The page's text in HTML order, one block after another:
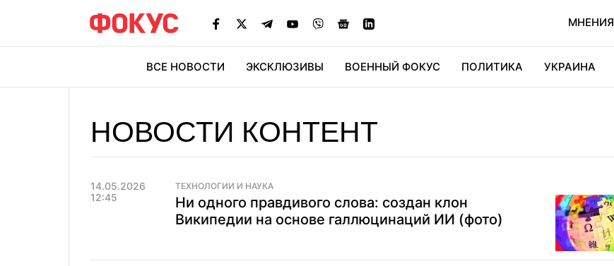
МНЕНИЯ
ВСЕ НОВОСТИ ЭКСКЛЮЗИВЫ ВОЕННЫЙ ФОКУС ПОЛИТИКА УКРАИНА
НОВОСТИ КОНТЕНТ
14.05.2026
12:45
ТЕХНОЛОГИИ И НАУКА
Ни одного правдивого слова: создан клон
Википедии на основе галлюцинаций ИИ (фото)